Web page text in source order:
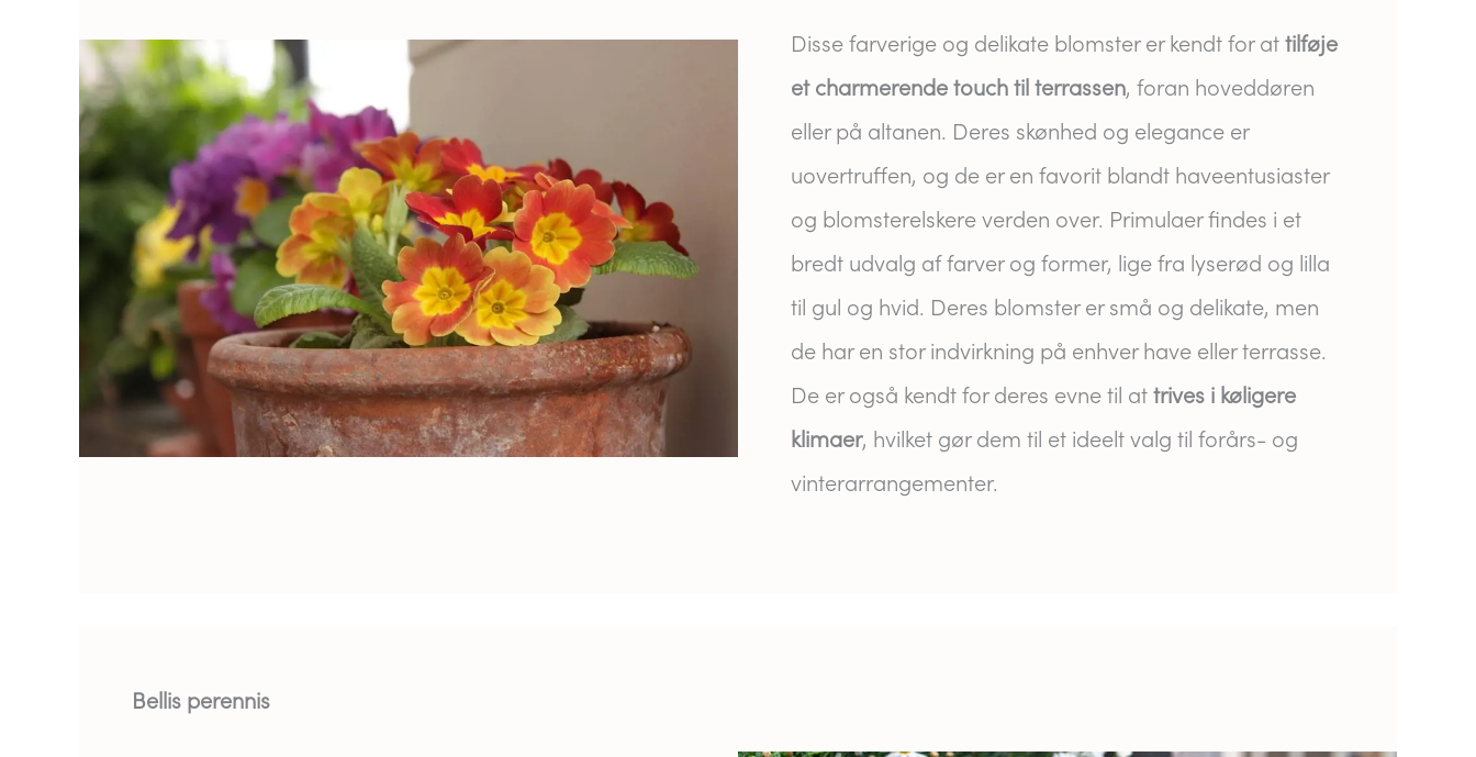
Disse farverige og delikate blomster er kendt for attilføje
et charmerende touch til terrassen, foran hoveddøren
eller på altanen. Deres skønhed og elegance er
uovertruffen, og de er en favorit blandt haveentusiaster
og blomsterelskere verden over. Primulaer findes i et
bredt udvalg af farver og former, lige fra lyserød og lilla
til gul og hvid. Deres blomster er små og delikate, men
de har en stor indvirkning på enhver have eller terrasse.
De er også kendt for deres evne til attrives i køligere
klimaer, hvilket gør dem til et ideelt valg til forårs- og
vinterarrangementer.
Bellis perennis